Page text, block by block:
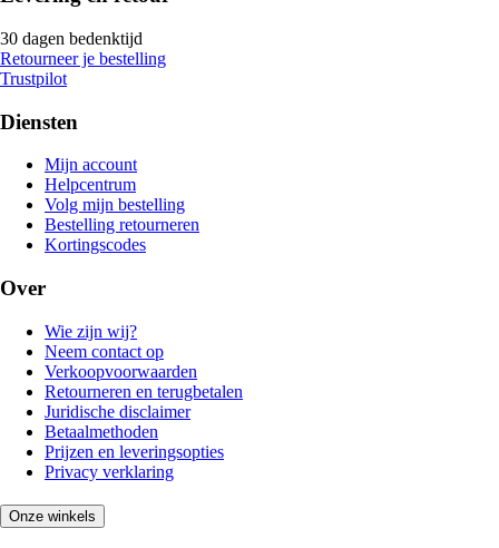
30 dagen bedenktijd
Retourneer je bestelling
Trustpilot
Diensten
Mijn account
Helpcentrum
Volg mijn bestelling
Bestelling retourneren
Kortingscodes
Over
Wie zijn wij?
Neem contact op
Verkoopvoorwaarden
Retourneren en terugbetalen
Juridische disclaimer
Betaalmethoden
Prijzen en leveringsopties
Privacy verklaring
Onze winkels